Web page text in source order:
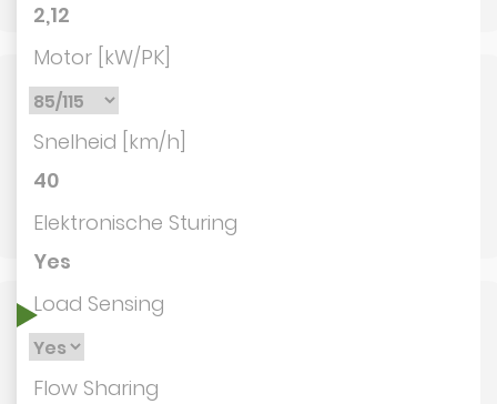
2,12
Motor [kW/PK]
Snelheid [km/h]
40
Elektronische Sturing
Yes
Load Sensing
Flow Sharing